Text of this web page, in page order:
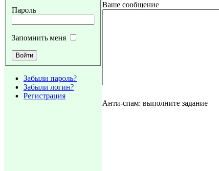
Пароль
Запомнить меня
Забыли пароль?
Забыли логин?
Регистрация
Ваше сообщение
Анти-спам: выполните задание